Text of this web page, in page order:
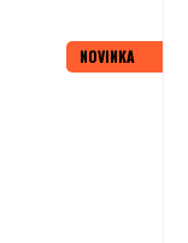
NOVINKA